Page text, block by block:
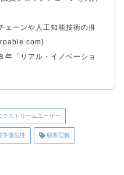
ェーンや人工知能技術の推
年「リアル・イノベーショ
ストリームユーザー
争優位性 顧客理解